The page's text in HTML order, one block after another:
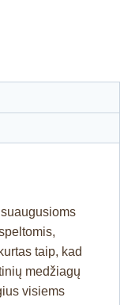
taip, kad
medžiagų
visiems